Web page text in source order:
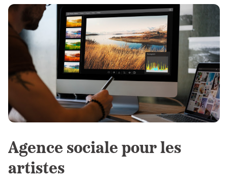
Agence sociale pour les
artistes